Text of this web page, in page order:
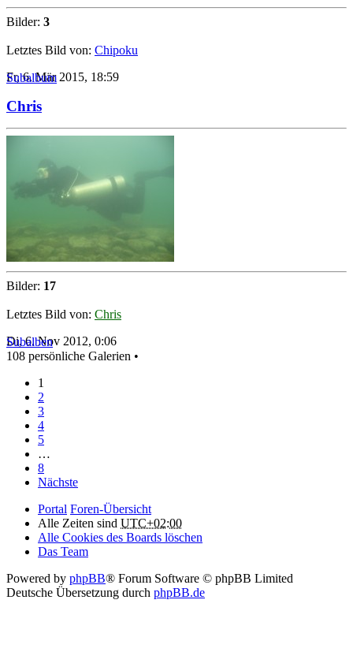
Bilder: 3
Letztes Bild von: Chipoku
Fr, 6. Mär 2015, 18:59
Subalbum
Chris
Bilder: 17
Letztes Bild von: Chris
Di, 6. Nov 2012, 0:06
Subalben
108 persönliche Galerien •
1
2
3
4
5
…
8
Nächste
Portal Foren-Übersicht
Alle Zeiten sind UTC+02:00
Alle Cookies des Boards löschen
Das Team
Powered by phpBB® Forum Software © phpBB Limited
Deutsche Übersetzung durch phpBB.de